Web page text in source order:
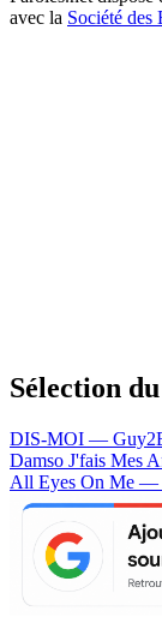
avec la Société des
Sélection
DIS-MOI —
Damso J'fais Mes
All Eyes On Me —